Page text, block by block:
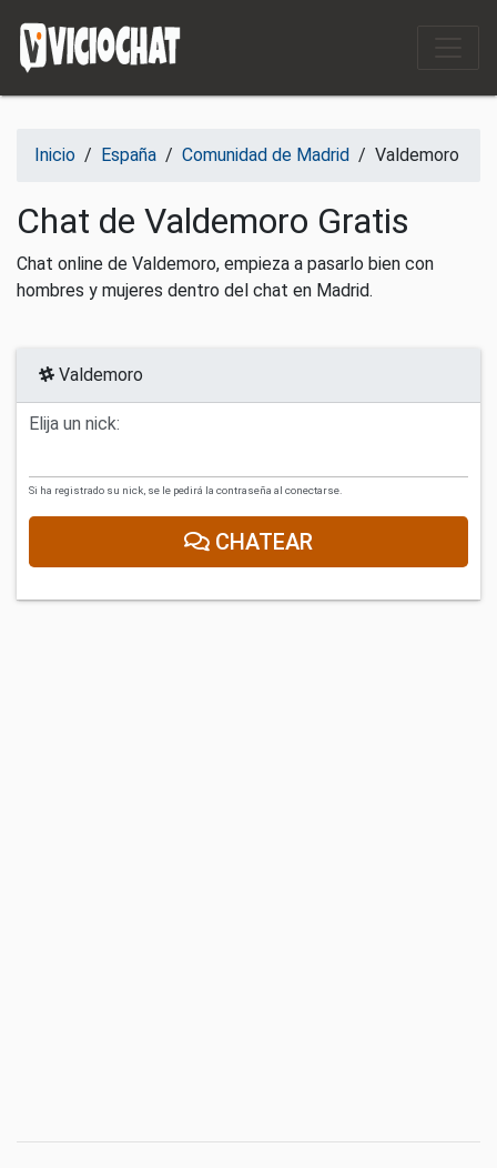
Inicio / España / Comunidad de Madrid / Valdemoro
Chat de Valdemoro Gratis
Chat online de Valdemoro, empieza a pasarlo bien con
hombres y mujeres dentro del chat en Madrid.
Valdemoro
Elija un nick:
Si ha registrado su nick, se le pedirá la contraseña al conectarse.
CHATEAR